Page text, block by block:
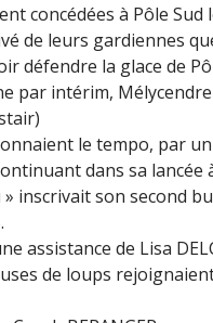
concédées à Pôle Sud
de leurs gardiennes
défendre la glace de
par intérim, Mélycendre
le tempo, par
dans sa lancée
» inscrivait son second
assistance de Lisa
de loups